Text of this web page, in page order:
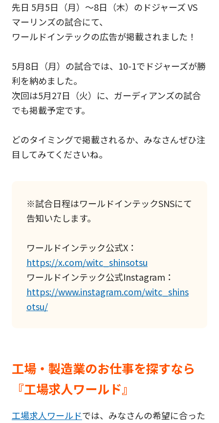
先日 5月5日（月）～8日（木）のドジャーズ VS
マーリンズの試合にて、
ワールドインテックの広告が掲載されました！
5月8日（月）の試合では、10-1でドジャーズが勝
利を納めました。
次回は5月27日（火）に、ガーディアンズの試合
でも掲載予定です。
どのタイミングで掲載されるか、みなさんぜひ注
目してみてくださいね。
※試合日程はワールドインテックSNSにて
告知いたします。
ワールドインテック公式X：
https://x.com/witc_shinsotsu
ワールドインテック公式Instagram：
https://www.instagram.com/witc_shins
otsu/
工場・製造業のお仕事を探すなら
『工場求人ワールド』
工場求人ワールドでは、みなさんの希望に合った